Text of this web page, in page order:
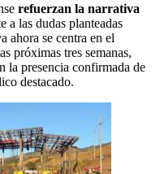
refuerzan la narrativa
a las dudas planteadas
ahora se centra en el
próximas tres semanas,
la presencia confirmada de
destacado.